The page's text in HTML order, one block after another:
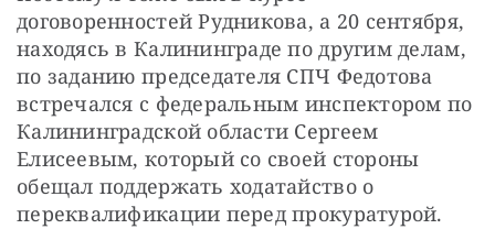
договоренностей Рудникова, а 20 сентября,
находясь в Калининграде по другим делам,
по заданию председателя СПЧ Федотова
встречался с федеральным инспектором по
Калининградской области Сергеем
Елисеевым, который со своей стороны
обещал поддержать ходатайство о
переквалификации перед прокуратурой.